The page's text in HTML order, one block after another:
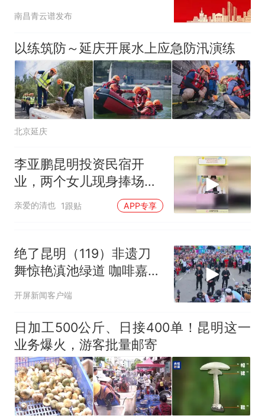
南昌青云谱发布
以练筑防～延庆开展水上应急防汛演练
北京延庆
李亚鹏昆明投资民宿开
业，两个女儿现身捧场，
李嫣颜值与王菲神似
亲爱的清也 1跟贴 APP专享
绝了昆明（119）非遗刀
舞惊艳滇池绿道 咖啡嘉年
华再添民族风采
开屏新闻客户端
日加工500公斤、日接400单！昆明这一
业务爆火，游客批量邮寄